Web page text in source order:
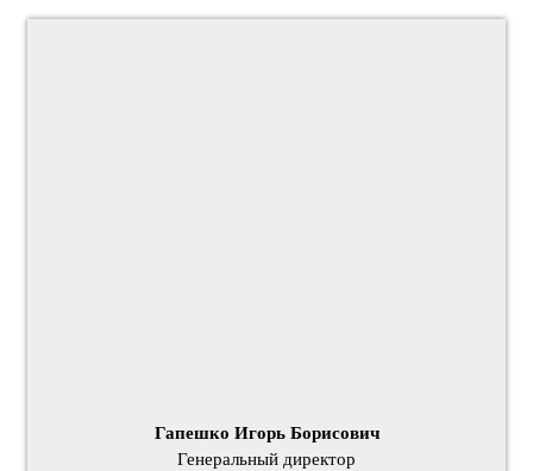
Гапешко Игорь Борисович
Генеральный директор